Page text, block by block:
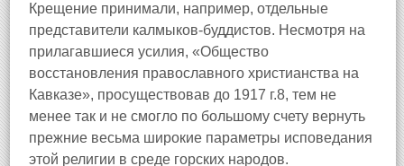
Крещение принимали, например, отдельные
представители калмыков-буддистов. Несмотря на
прилагавшиеся усилия, «Общество
восстановления православного христианства на
Кавказе», просуществовав до 1917 г.8, тем не
менее так и не смогло по большому счету вернуть
прежние весьма широкие параметры исповедания
этой религии в среде горских народов.